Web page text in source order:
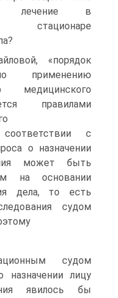
лечение в
стационаре
«порядок
применению
медицинского
правилами
с
о назначении
может быть
на основании
дела, то есть
судом
судом
лицу
явилось бы